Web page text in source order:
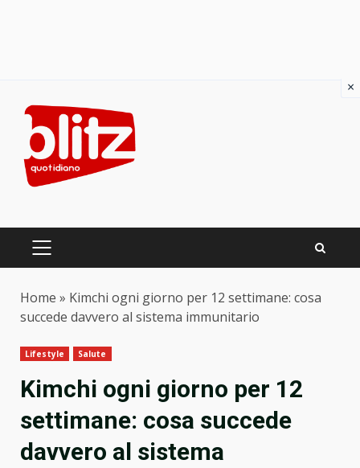
content
PRIMARY
Home » Kimchi ogni giorno per 12 settimane: cosa
succede davvero al sistema immunitario
Lifestyle Salute
Kimchi ogni giorno per 12
settimane: cosa succede
davvero al sistema
×